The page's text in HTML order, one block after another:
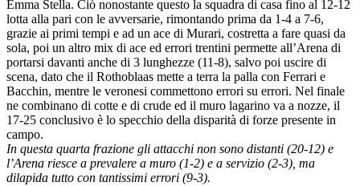
Emma Stella. Ciò nonostante questo la squadra di casa fino al 12-12
lotta alla pari con le avversarie, rimontando prima da 1-4 a 7-6,
grazie ai primi tempi e ad un ace di Murari, costretta a fare quasi da
sola, poi un altro mix di ace ed errori trentini permette all’Arena di
portarsi davanti anche di 3 lunghezze (11-8), salvo poi uscire di
scena, dato che il Rothoblaas mette a terra la palla con Ferrari e
Bacchin, mentre le veronesi commettono errori su errori. Nel finale
ne combinano di cotte e di crude ed il muro lagarino va a nozze, il
17-25 conclusivo è lo specchio della disparità di forze presente in
campo.
In questa quarta frazione gli attacchi non sono distanti (20-12) e
l’Arena riesce a prevalere a muro (1-2) e a servizio (2-3), ma
dilapida tutto con tantissimi errori (9-3).